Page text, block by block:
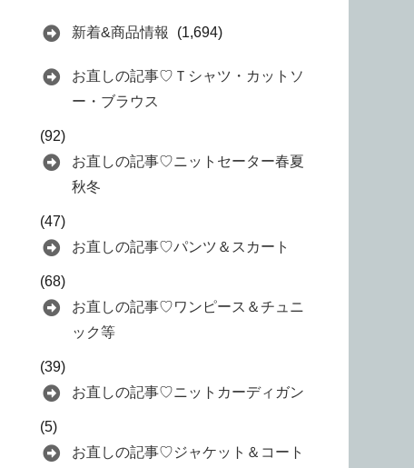
新着&商品情報 (1,694)
お直しの記事♡Ｔシャツ・カットソ
ー・ブラウス
(92)
お直しの記事♡ニットセーター春夏
秋冬
(47)
お直しの記事♡パンツ＆スカート
(68)
お直しの記事♡ワンピース＆チュニ
ック等
(39)
お直しの記事♡ニットカーディガン
(5)
お直しの記事♡ジャケット＆コート